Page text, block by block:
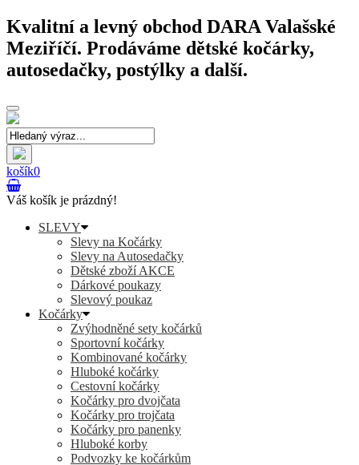
Kvalitní a levný obchod DARA Valašské
Meziříčí. Prodáváme dětské kočárky,
autosedačky, postýlky a další.
Toggle
navigation
košík0
Váš košík je prázdný!
SLEVY
Slevy na Kočárky
Slevy na Autosedačky
Dětské zboží AKCE
Dárkové poukazy
Slevový poukaz
Kočárky
Zvýhodněné sety kočárků
Sportovní kočárky
Kombinované kočárky
Hluboké kočárky
Cestovní kočárky
Kočárky pro dvojčata
Kočárky pro trojčata
Kočárky pro panenky
Hluboké korby
Podvozky ke kočárkům